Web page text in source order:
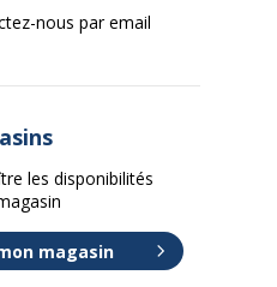
nous par email
les disponibilités
magasin